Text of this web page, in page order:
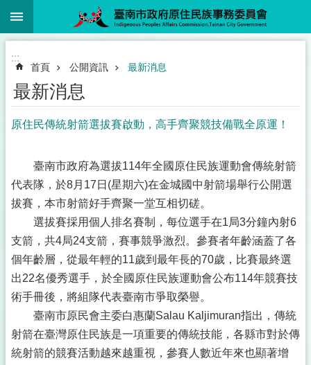
跳到主要內容區塊
:::
首頁 公開資訊 最新消息
最新消息
原住民傳統射箭選拔賽啟動，高手齊聚競技備戰全原運！
臺南市政府為選拔114年全國原住民族運動會傳統射箭
代表隊，於8月17日(星期六)在金城國中射箭場舉行公開選
拔賽，本市射箭好手齊聚一堂互相切磋。
選拔賽採用個人排名賽制，每位選手在1局3分鐘內射6
支箭，共4局24支箭，賽事競爭激烈。參賽者年齡涵蓋了各
個年齡層，從最年輕的11歲到最年長的70歲，比賽最終選
出22名優秀選手，於全國原住民族運動會公布114年競賽技
術手冊後，將組隊代表臺南市爭取榮譽。
臺南市原民會主委白惠蘭Salau Kaljimuran指出，傳統
射箭在臺灣原住民族是一項重要的傳統技能，各縣市對於傳
統射箭的競賽活動越來越重視，參賽人數近年來也顯著增